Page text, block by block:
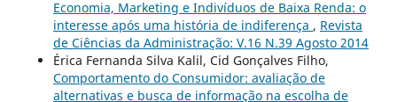
Economia, Marketing e Indivíduos de Baixa Renda: o
interesse após uma história de indiferença , Revista
de Ciências da Administração: V.16 N.39 Agosto 2014
Érica Fernanda Silva Kalil, Cid Gonçalves Filho,
Comportamento do Consumidor: avaliação de
alternativas e busca de informação na escolha de